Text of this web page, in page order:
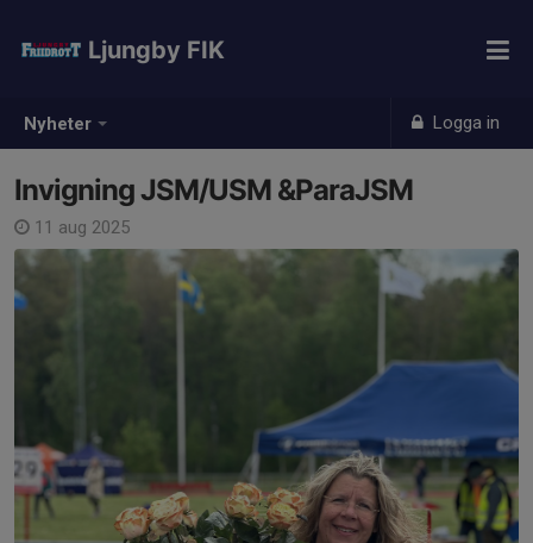
Nyheter Logga in
Ljungby FIK
Invigning JSM/USM &ParaJSM
11 aug 2025